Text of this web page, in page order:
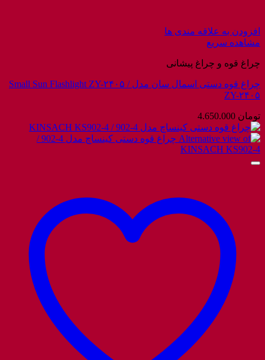
افزودن به علاقه مندی ها
مشاهده سریع
چراغ قوه و چراغ پیشانی
چراغ قوه دستی اسمال سان مدل Small Sun Flashlight ZY-۲۴۰۵ /
ZY-۲۴۰۵
تومان